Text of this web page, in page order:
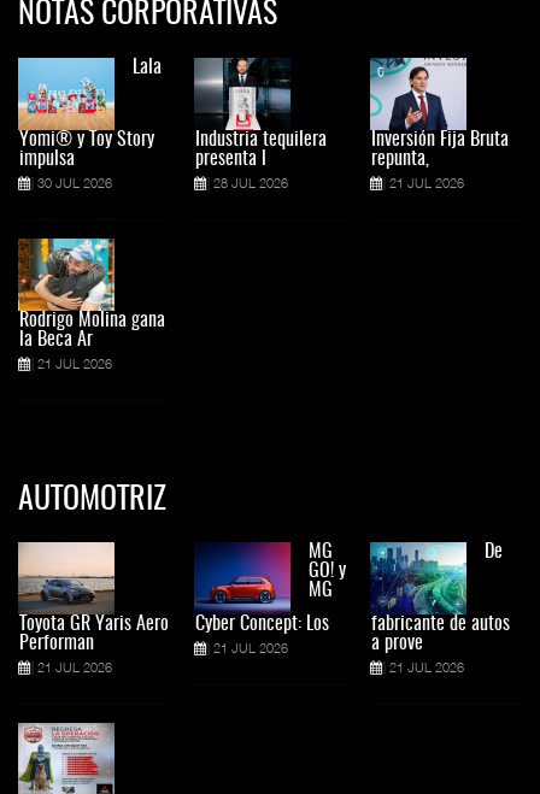
NOTAS CORPORATIVAS
Lala
Yomi® y Toy Story
impulsa
30 JUL 2026
Rodrigo Molina gana
la Beca Ar
21 JUL 2026
Industria tequilera
presenta l
28 JUL 2026
Inversión Fija Bruta
repunta,
21 JUL 2026
AUTOMOTRIZ
Toyota GR Yaris Aero
Performan
21 JUL 2026
MG
GO! y
MG
Cyber Concept: Los
21 JUL 2026
De
fabricante de autos
a prove
21 JUL 2026